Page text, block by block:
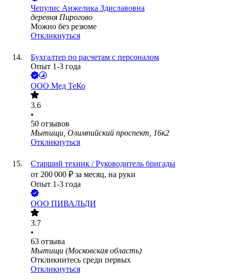
Чепулис Анжелика Здиславовна
деревня Пирогово
Можно без резюме
Откликнуться
Бухгалтер по расчетам с персоналом
Опыт 1-3 года
ООО Мед ТеКо
3.6
•
50 отзывов
Мытищи, Олимпийский проспект, 16к2
Откликнуться
Старший техник / Руководитель бригады
от 200 000 ₽ за месяц, на руки
Опыт 1-3 года
ООО ПИВАЛЬДИ
3.7
•
63 отзыва
Мытищи (Московская область)
Откликнитесь среди первых
Откликнуться